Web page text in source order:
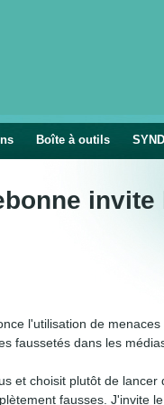
invite
l'utilisation de menaces
faussetés dans les
et choisit plutôt de lancer
fausses. J'invite
Boîte à outils